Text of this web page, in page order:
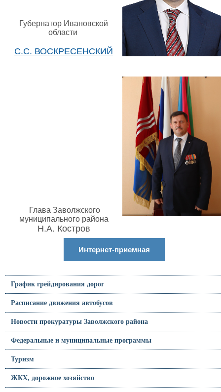
Губернатор Ивановской
области
С.С. ВОСКРЕСЕНСКИЙ
Глава Заволжского
муниципального района
Н.А. Костров
Интернет-приемная
График грейдирования дорог
Расписание движения автобусов
Новости прокуратуры Заволжского района
Федеральные и муниципальные программы
Туризм
ЖКХ, дорожное хозяйство